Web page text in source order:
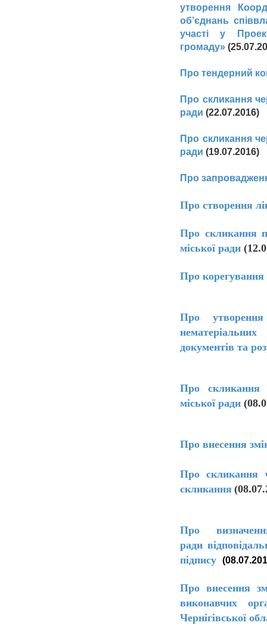
утворення
об’єднань
участі у
громаду»
Про тендерний
Про скликання
ради (22.07.2016)
Про скликання
ради (19.07.2016)
Про
Про створення
Про скликання
міської ради
Про корегування
Про утворення
документів та
Про скликання
міської ради
Про внесення
Про скликання
скликання
Про
ради
підпису
Про внесення
виконавчих
Чернігівської